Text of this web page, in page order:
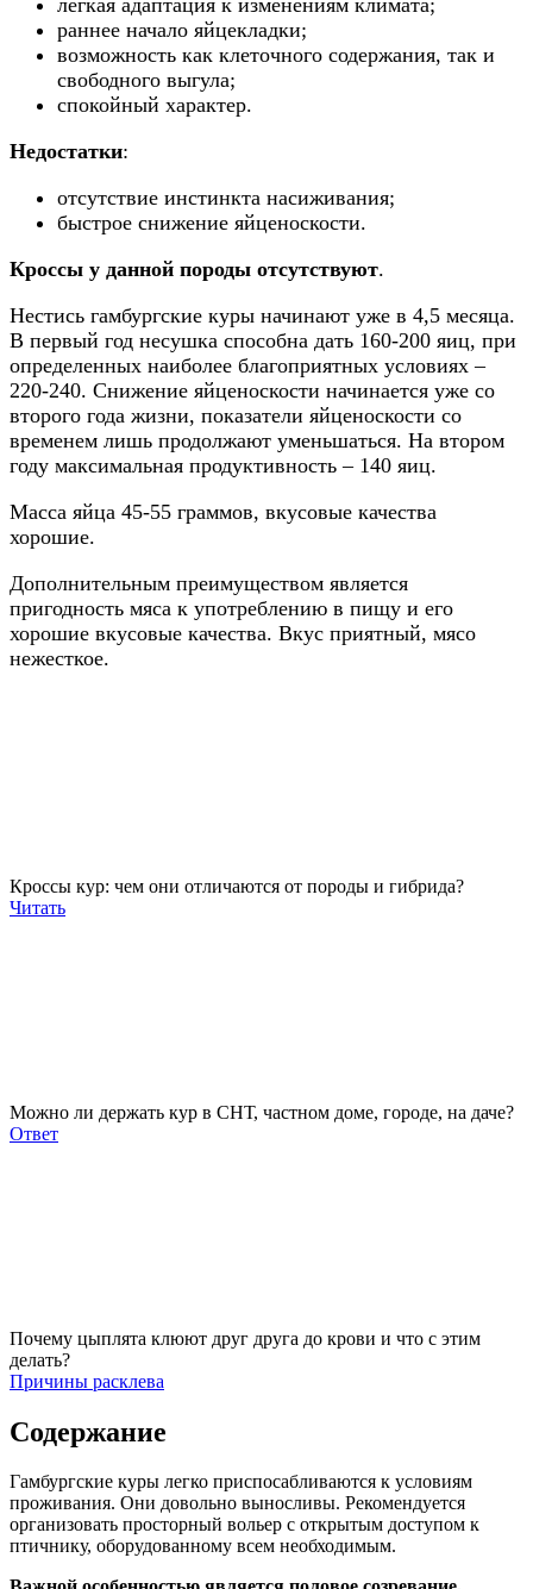
раннее начало яйцекладки;
возможность как клеточного содержания, так и
свободного выгула;
спокойный характер.
Недостатки:
отсутствие инстинкта насиживания;
быстрое снижение яйценоскости.
Кроссы у данной породы отсутствуют.
Нестись гамбургские куры начинают уже в 4,5 месяца.
В первый год несушка способна дать 160-200 яиц, при
определенных наиболее благоприятных условиях –
220-240. Снижение яйценоскости начинается уже со
второго года жизни, показатели яйценоскости со
временем лишь продолжают уменьшаться. На втором
году максимальная продуктивность – 140 яиц.
Масса яйца 45-55 граммов, вкусовые качества
хорошие.
Дополнительным преимуществом является
пригодность мяса к употреблению в пищу и его
хорошие вкусовые качества. Вкус приятный, мясо
нежесткое.
Кроссы кур: чем они отличаются от породы и гибрида?
Читать
Можно ли держать кур в СНТ, частном доме, городе, на даче?
Ответ
Почему цыплята клюют друг друга до крови и что с этим
делать?
Причины расклева
Содержание
Гамбургские куры легко приспосабливаются к условиям
проживания. Они довольно выносливы. Рекомендуется
организовать просторный вольер с открытым доступом к
птичнику, оборудованному всем необходимым.